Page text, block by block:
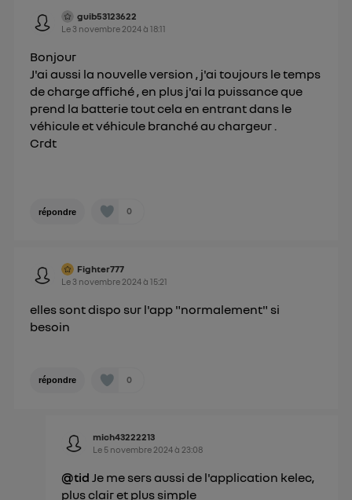
guib53123622
Le 3 novembre 2024à18:11
Bonjour
J'ai aussi la nouvelle version , j'ai toujours le temps
de charge affiché , en plus j'ai la puissance que
prend la batterie tout cela en entrant dans le
véhicule et véhicule branché au chargeur .
Crdt
répondre 0
Fighter777
Le 3 novembre 2024à15:21
elles sont dispo sur l'app "normalement" si
besoin
répondre 0
mich43222213
Le 5 novembre 2024à 23:08
@tidJe me sers aussi de l'application kelec,
plus clair et plus simple